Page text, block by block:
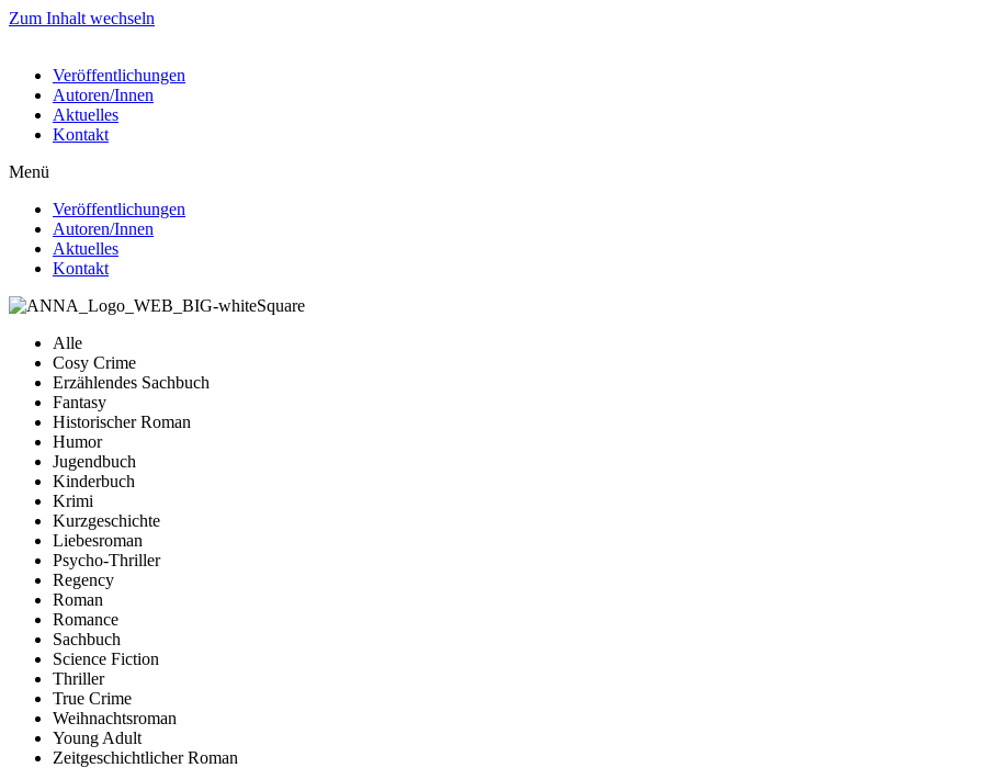
Zum Inhalt wechseln
Veröffentlichungen
Autoren/Innen
Aktuelles
Kontakt
Menü
Veröffentlichungen
Autoren/Innen
Aktuelles
Kontakt
Alle
Cosy Crime
Erzählendes Sachbuch
Fantasy
Historischer Roman
Humor
Jugendbuch
Kinderbuch
Krimi
Kurzgeschichte
Liebesroman
Psycho-Thriller
Regency
Roman
Romance
Sachbuch
Science Fiction
Thriller
True Crime
Weihnachtsroman
Young Adult
Zeitgeschichtlicher Roman